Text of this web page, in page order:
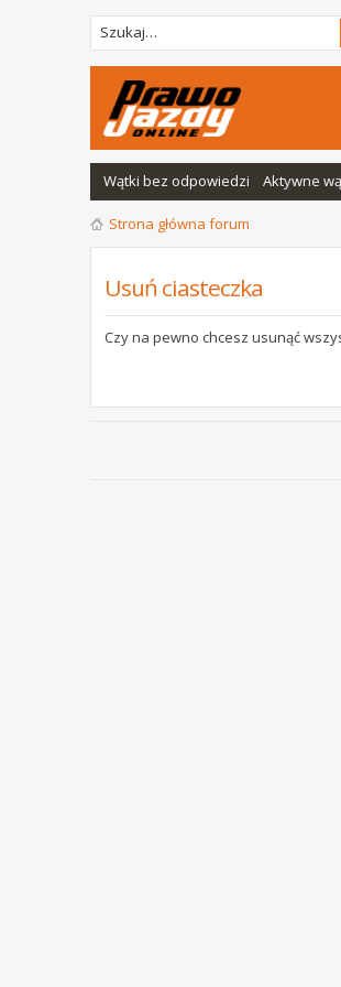
Wątki bez odpowiedzi Aktywne
Strona główna forum
Usuń ciasteczka
Czy na pewno chcesz usunąć